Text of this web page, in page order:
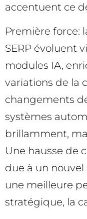
accentuent ce
Première force:
SERP évoluent
modules IA,
variations de la
changements
systèmes
brillamment,
Une hausse de
due à un
une meilleure
stratégique, la